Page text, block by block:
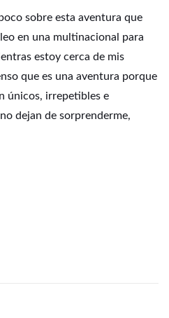
sobre esta aventura que
en una multinacional para
estoy cerca de mis
que es una aventura porque
únicos, irrepetibles e
dejan de sorprenderme,